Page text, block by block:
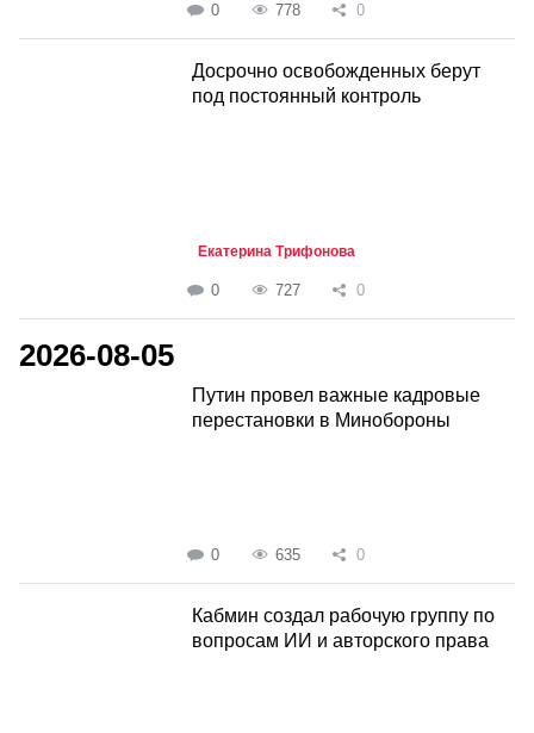
0 778 0
Досрочно освобожденных берут
под постоянный контроль
Екатерина Трифонова
0 727 0
2026-08-05
Путин провел важные кадровые
перестановки в Минобороны
0 635 0
Кабмин создал рабочую группу по
вопросам ИИ и авторского права